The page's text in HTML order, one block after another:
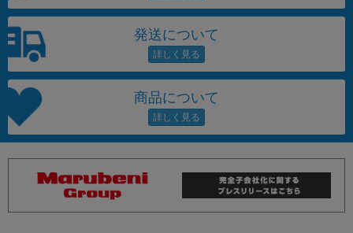
発送について
商品について